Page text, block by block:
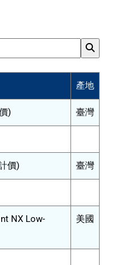
產地
) 臺灣
價) 臺灣
NX Low-
美國